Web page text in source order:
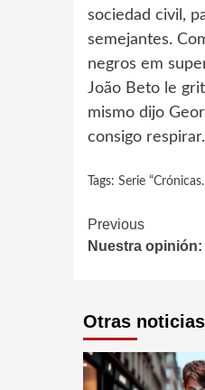
sociedad civil,
semejantes.
negros em
João Beto le
mismo dijo
consigo
Tags: Serie
Continue
Reading
Previous
Nuestra opinión:
Otras noticias